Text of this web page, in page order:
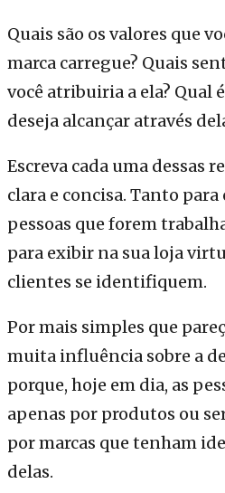
Quais são os valores que
marca carregue? Quais
você atribuiria a ela? Qual
deseja alcançar através
Escreva cada uma dessas
clara e concisa. Tanto
pessoas que forem
para exibir na sua loja
clientes se identifiquem.
Por mais simples que
muita influência sobre a
porque, hoje em dia, as
apenas por produtos ou
por marcas que tenham
delas.